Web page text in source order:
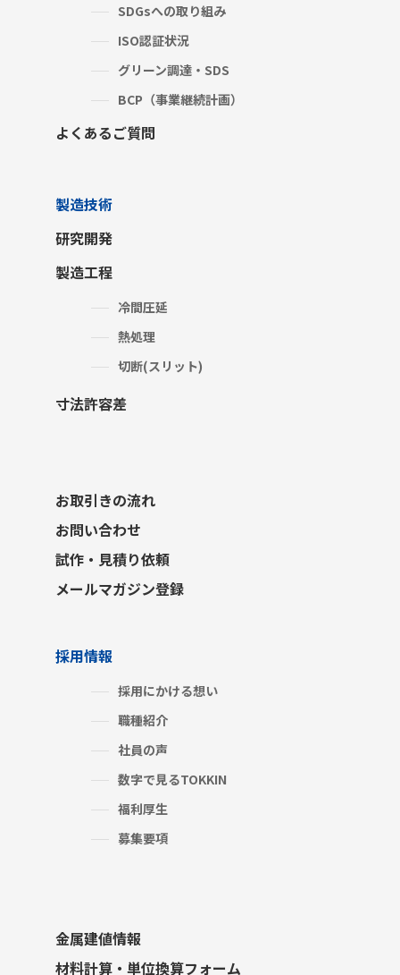
SDGsへの取り組み
ISO認証状況
グリーン調達・SDS
BCP（事業継続計画）
よくあるご質問
製造技術
研究開発
製造工程
冷間圧延
熱処理
切断(スリット)
寸法許容差
お取引きの流れ
お問い合わせ
試作・見積り依頼
メールマガジン登録
採用情報
採用にかける想い
職種紹介
社員の声
数字で見るTOKKIN
福利厚生
募集要項
金属建値情報
材料計算・単位換算フォーム